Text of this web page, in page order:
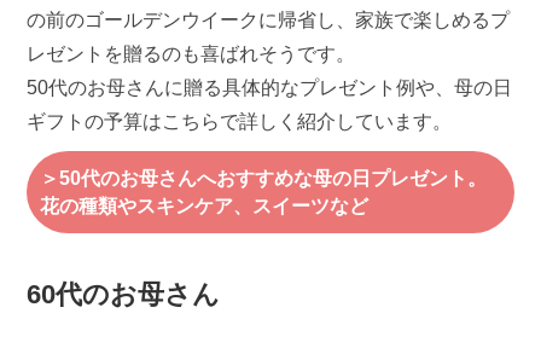
の前のゴールデンウイークに帰省し、家族で楽しめるプ
レゼントを贈るのも喜ばれそうです。
50代のお母さんに贈る具体的なプレゼント例や、母の日
ギフトの予算はこちらで詳しく紹介しています。
＞50代のお母さんへおすすめな母の日プレゼント。
花の種類やスキンケア、スイーツなど
60代のお母さん